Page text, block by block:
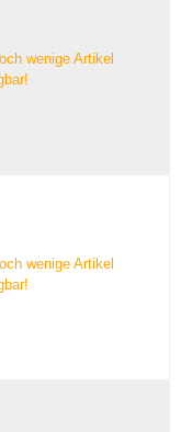
wenige Artikel
wenige Artikel